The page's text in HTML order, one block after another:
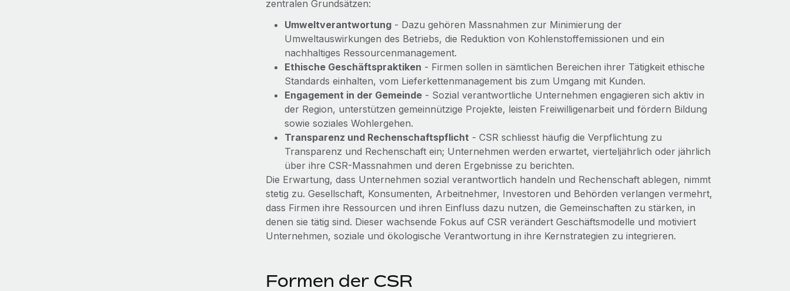
zentralen Grundsätzen:
Umweltverantwortung- Dazu gehören Massnahmen zur Minimierung der
Umweltauswirkungen des Betriebs, die Reduktion von Kohlenstoffemissionen und ein
nachhaltiges Ressourcenmanagement.
Ethische Geschäftspraktiken - Firmen sollen in sämtlichen Bereichen ihrer Tätigkeit ethische
Standards einhalten, vom Lieferkettenmanagement bis zum Umgang mit Kunden.
Engagement in der Gemeinde- Sozial verantwortliche Unternehmen engagieren sich aktiv in
der Region, unterstützen gemeinnützige Projekte, leisten Freiwilligenarbeit und fördern Bildung
sowie soziales Wohlergehen.
Transparenz und Rechenschaftspflicht - CSR schliesst häufig die Verpflichtung zu
Transparenz und Rechenschaft ein; Unternehmen werden erwartet, vierteljährlich oder jährlich
über ihre CSR-Massnahmen und deren Ergebnisse zu berichten.
Die Erwartung, dass Unternehmen sozial verantwortlich handeln und Rechenschaft ablegen, nimmt
stetig zu. Gesellschaft, Konsumenten, Arbeitnehmer, Investoren und Behörden verlangen vermehrt,
dass Firmen ihre Ressourcen und ihren Einfluss dazu nutzen, die Gemeinschaften zu stärken, in
denen sie tätig sind. Dieser wachsende Fokus auf CSR verändert Geschäftsmodelle und motiviert
Unternehmen, soziale und ökologische Verantwortung in ihre Kernstrategien zu integrieren.
Formen der CSR